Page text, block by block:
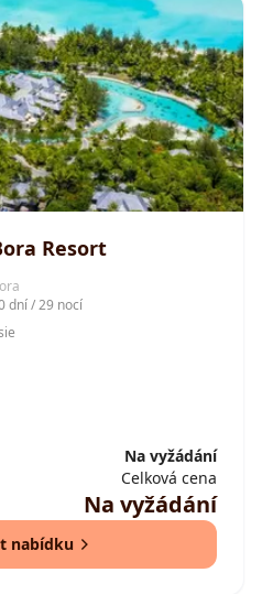
Resort
dní / 29 nocí
Na vyžádání
Celková cena
Na vyžádání
nabídku